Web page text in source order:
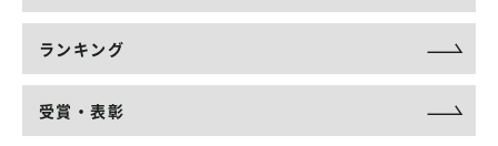
ランキング
受賞・表彰